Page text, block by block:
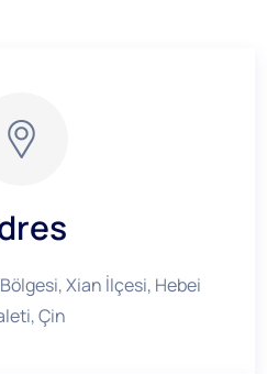
Xian İlçesi, Hebei
Çin